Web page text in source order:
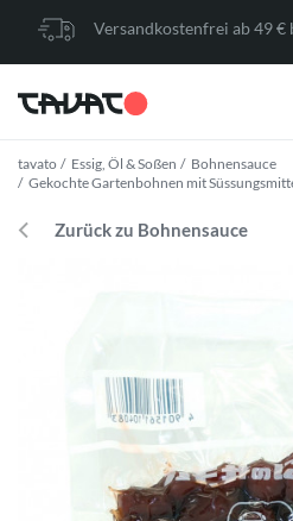
Versandkostenfrei ab 49
tavato Essig, Öl & Soßen
Bohnensauce
Gekochte Gartenbohnen mit
Zurück zu Bohnensauce